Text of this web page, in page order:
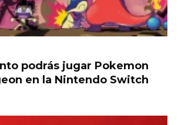
podrás jugar Pokemon
en la Nintendo Switch